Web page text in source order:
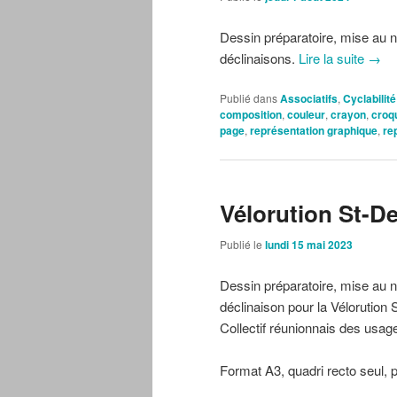
Dessin préparatoire, mise au
déclinaisons. Lire la suite →
Publié dansAssociatifs, Cyclabilité
composition, couleur, crayon,
page, représentation graphique,
Vélorution St-
Publié le lundi 15 mai 2023
Dessin préparatoire, mise au
déclinaison pour la Vélorution
Collectif réunionnais des
Format A3, quadri recto seul,